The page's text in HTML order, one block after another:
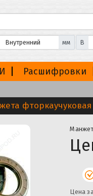
мм B
Расшифровки
Цена